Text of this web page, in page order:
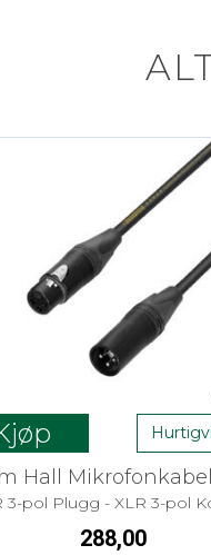
3-pol Plugg - XLR 3-pol
288,00